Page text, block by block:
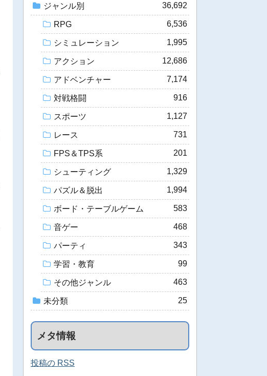
ジャンル別 36,692
RPG 6,536
シミュレーション 1,995
アクション 12,686
アドベンチャー 7,174
対戦格闘 916
スポーツ 1,127
レース 731
FPS＆TPS系 201
シューティング 1,329
パズル＆脱出 1,994
ボード・テーブルゲーム 583
音ゲー 468
パーティ 343
学習・教育 99
その他ジャンル 463
未分類 25
メタ情報
投稿の RSS